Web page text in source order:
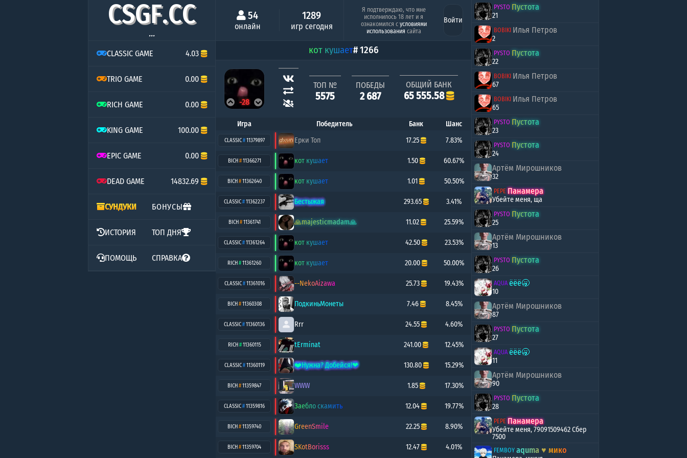
CSGF.CC
...
CLASSIC GAME 4.03
TRIO GAME 0.00
RICH GAME 0.00
KING GAME 100.00
EPIC GAME 0.00
DEAD GAME 14832.69
СУНДУКИ БОНУСЫ
ИСТОРИЯ ТОП ДНЯ
ПОМОЩЬ СПРАВКА
PYSTO Пycтoтa
21
BOBIKI Илья Петров
2
PYSTO Пycтoтa
22
BOBIKI Илья Петров
67
BOBIKI Илья Петров
65
PYSTO Пycтoтa
23
PYSTO Пycтoтa
24
Артём Мирошников
32
PEPE Панамера
Убейте меня, ща
PYSTO Пycтoтa
25
Артём Мирошников
13
PYSTO Пycтoтa
26
AQUA ёёё🥱
10
Артём Мирошников
87
PYSTO Пycтoтa
27
AQUA ёёё🥱
11
Артём Мирошников
90
PYSTO Пycтoтa
28
PEPE Панамера
Убейте меня, 79091509462 Сбер
7500
FEMBOY aqumа ♥️ мико
54
онлайн
1289
игр сегодня
Минимальный шанс
Темиргерей
6.67%
-1кк
Я подтверждаю, что мне
исполнилось 18 лет и я
ознакомился с условиями
использования сайта
Войти
кот кушает# 1266
-28
ТОП №
5575
ПОБЕДЫ
2 687
ОБЩИЙ БАНК
65 555.58
Игра Победитель Банк Шанс
CLASSIC#11379897 Ерки Топ 17.25 7.83%
BICH#11366271 кот кушает 1.50 60.67%
BICH#11362640 кот кушает 1.01 50.50%
CLASSIC#11362237 Бестыжая 293.65 3.41%
BICH#11361741 🙏majesticmadam🙏 11.02 25.59%
CLASSIC#11361264 кот кушает 42.50 23.53%
RICH#11361260 кот кушает 20.00 50.00%
CLASSIC#11361016 --NekoAizawa 25.73 19.43%
BICH#11360308 ПодкиньМонеты 7.46 8.45%
CLASSIC#11360136 Rrr 24.55 4.60%
RICH#11360115 tErminat 241.00 12.45%
CLASSIC#11360119 ❤️Нужна? Добейся!❤ 130.80 15.29%
BICH#11359847 WWW 1.85 17.30%
CLASSIC#11359816 Заебло скамить 12.04 19.77%
BICH#11359740 GreenSmile 22.25 8.90%
BICH#11359704 SKotBorisss 12.47 4.01%